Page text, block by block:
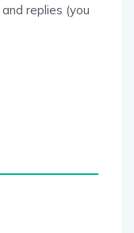
replies (you